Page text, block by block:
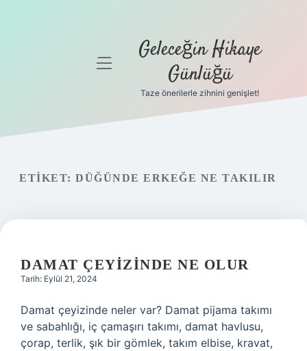
Gizlilik
Yasal Uyarı
Hakkımızda
menüyü Geleceğin Hikaye
Günlüğü
Taze önerilerle zihnini genişlet!
ETIKET: DÜĞÜNDE ERKEĞE NE TAKILIR
DAMAT ÇEYIZINDE NE OLUR
Tarih: Eylül 21, 2024
Damat çeyizinde neler var? Damat pijama takımı
ve sabahlığı, iç çamaşırı takımı, damat havlusu,
çorap, terlik, şık bir gömlek, takım elbise, kravat,